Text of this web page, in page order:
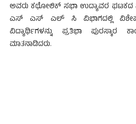
ಅವರು ಕಥೋಲಿಕ್ ಸಭಾ ಉದ್ಯಾವರ ಘಟಕದ
ಎಸ್ ಎಸ್ ಎಲ್ ಸಿ ವಿಭಾಗದಲ್ಲಿ
ವಿದ್ಯಾರ್ಥಿಗಳನ್ನು ಪ್ರತಿಭಾ ಪುರಸ್ಕಾರ
ಮಾತನಾಡಿದರು.